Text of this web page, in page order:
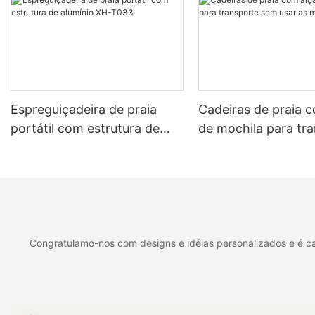
Espreguiçadeira de praia
portátil com estrutura de
Cadeiras de praia
de mochila para
Congratulamo-nos com designs e idéias personalizados e é